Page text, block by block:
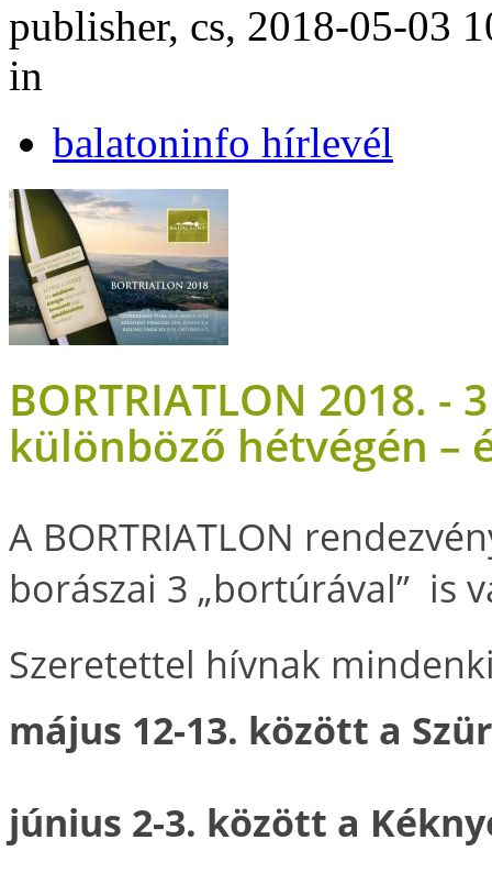
publisher, cs, 2018-05-03
in
balatoninfo hírlevél
BORTRIATLON 2018.
különböző hétvégén –
A BORTRIATLON
borászai 3 „bortúrával” is
Szeretettel hívnak
május 12-13. között a
június 2-3. között a